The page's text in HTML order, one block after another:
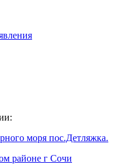
моря пос.Детляжка.
районе г Сочи